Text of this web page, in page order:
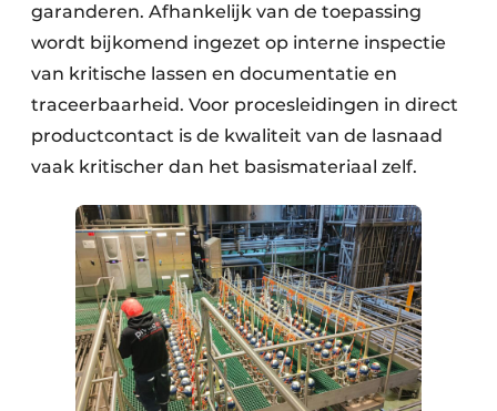
garanderen. Afhankelijk van de toepassing
wordt bijkomend ingezet op interne inspectie
van kritische lassen en documentatie en
traceerbaarheid. Voor procesleidingen in direct
productcontact is de kwaliteit van de lasnaad
vaak kritischer dan het basismateriaal zelf.